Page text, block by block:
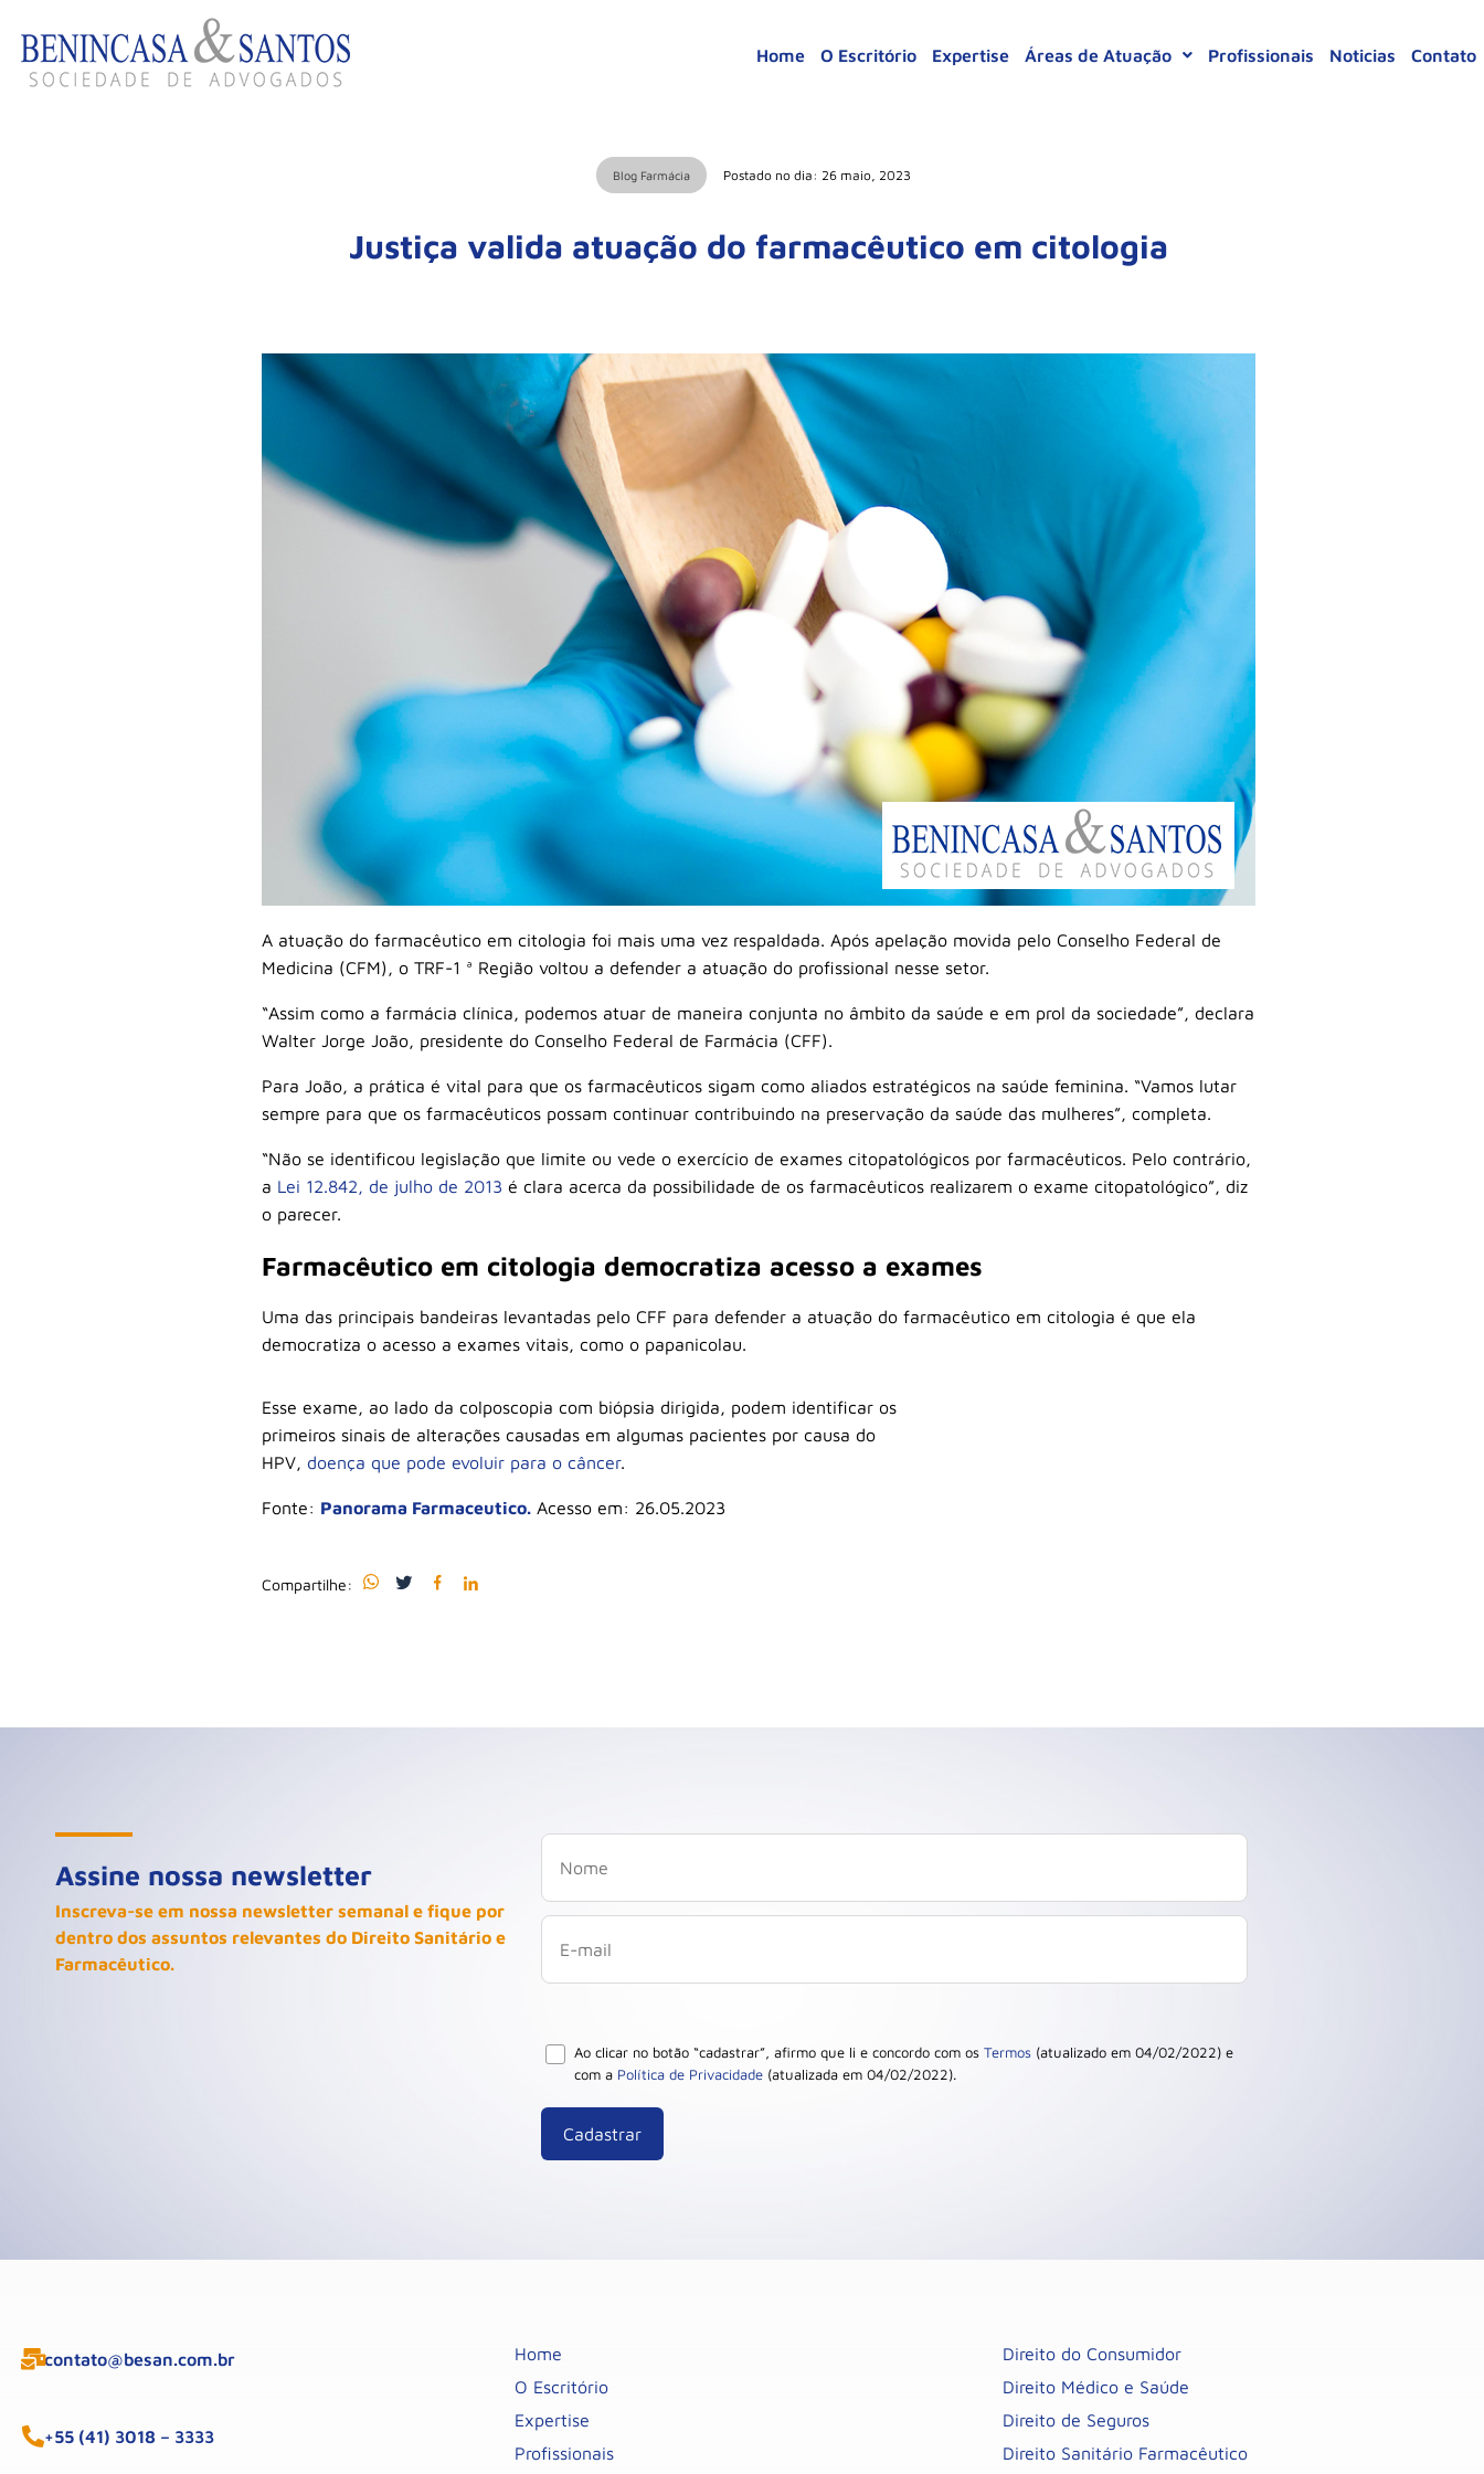
Home O Escritório Expertise Áreas de Atuação Profissionais Noticias Contato
Blog Farmácia Postado no dia: 26 maio, 2023
Justiça valida atuação do farmacêutico em citologia
A atuação do farmacêutico em citologia foi mais uma vez respaldada. Após apelação movida pelo Conselho Federal de
Medicina (CFM), o TRF-1 ª Região voltou a defender a atuação do profissional nesse setor.
“Assim como a farmácia clínica, podemos atuar de maneira conjunta no âmbito da saúde e em prol da sociedade”, declara
Walter Jorge João, presidente do Conselho Federal de Farmácia (CFF).
Para João, a prática é vital para que os farmacêuticos sigam como aliados estratégicos na saúde feminina. “Vamos lutar
sempre para que os farmacêuticos possam continuar contribuindo na preservação da saúde das mulheres”, completa.
“Não se identificou legislação que limite ou vede o exercício de exames citopatológicos por farmacêuticos. Pelo contrário,
a Lei 12.842, de julho de 2013 é clara acerca da possibilidade de os farmacêuticos realizarem o exame citopatológico”, diz
o parecer.
Farmacêutico em citologia democratiza acesso a exames
Uma das principais bandeiras levantadas pelo CFF para defender a atuação do farmacêutico em citologia é que ela
democratiza o acesso a exames vitais, como o papanicolau.
Esse exame, ao lado da colposcopia com biópsia dirigida, podem identificar os
primeiros sinais de alterações causadas em algumas pacientes por causa do
HPV, doença que pode evoluir para o câncer.
Fonte: Panorama Farmaceutico. Acesso em: 26.05.2023
Compartilhe:
Assine nossa newsletter
Inscreva-se em nossa newsletter semanal e fique por
dentro dos assuntos relevantes do Direito Sanitário e
Farmacêutico.
Ao clicar no botão “cadastrar”, afirmo que li e concordo com os Termos (atualizado em 04/02/2022) e
com a Política de Privacidade (atualizada em 04/02/2022).
contato@besan.com.br
+55 (41) 3018 – 3333
Home
O Escritório
Expertise
Profissionais
Direito do Consumidor
Direito Médico e Saúde
Direito de Seguros
Direito Sanitário Farmacêutico